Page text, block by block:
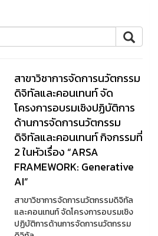
สาขาวิชาการจัดการนวัตกรรม
ดิจิทัลและคอนเทนท์ จัด
โครงการอบรมเชิงปฏิบัติการ
ด้านการจัดการนวัตกรรม
ดิจิทัลและคอนเทนท์ กิจกรรมที่
2 ในหัวเรื่อง “ARSA
FRAMEWORK: Generative
AI”
สาขาวิชาการจัดการนวัตกรรมดิจิทัล
และคอนเทนท์ จัดโครงการอบรมเชิง
ปฏิบัติการด้านการจัดการนวัตกรรม